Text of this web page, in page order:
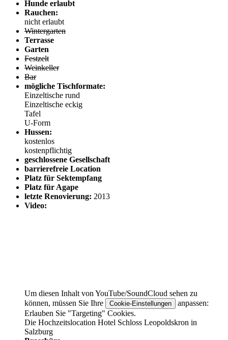
Hunde erlaubt
Rauchen:
nicht erlaubt
Wintergarten
Terrasse
Garten
Festzelt
Weinkeller
Bar
mögliche Tischformate:
Einzeltische rund
Einzeltische eckig
Tafel
U-Form
Hussen:
kostenlos
kostenpflichtig
geschlossene Gesellschaft
barrierefreie Location
Platz für Sektempfang
Platz für Agape
letzte Renovierung: 2013
Video:
Um diesen Inhalt von YouTube/SoundCloud sehen zu
können, müssen Sie Ihre
Cookie-Einstellungen
anpassen:
Erlauben Sie "Targeting" Cookies.
Die Hochzeitslocation Hotel Schloss Leopoldskron in
Salzburg